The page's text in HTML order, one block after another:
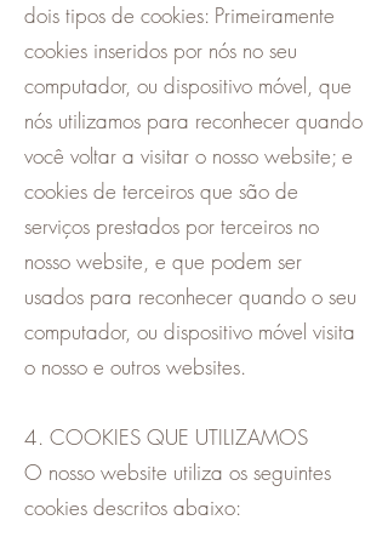
dois tipos de cookies: Primeiramente
cookies inseridos por nós no seu
computador, ou dispositivo móvel, que
nós utilizamos para reconhecer quando
você voltar a visitar o nosso website; e
cookies de terceiros que são de
serviços prestados por terceiros no
nosso website, e que podem ser
usados para reconhecer quando o seu
computador, ou dispositivo móvel visita
o nosso e outros websites.
4. COOKIES QUE UTILIZAMOS
O nosso website utiliza os seguintes
cookies descritos abaixo: